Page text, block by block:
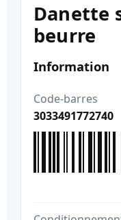
Danette
beurre
Information
Code-barres
3033491772740